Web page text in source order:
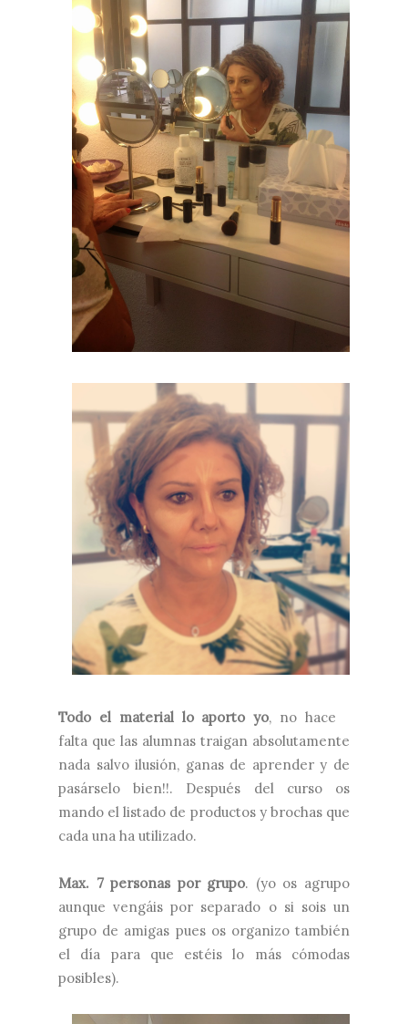
Todo el material lo aporto yo, no hace
falta que las alumnas traigan absolutamente
nada salvo ilusión, ganas de aprender y de
pasárselo bien!!. Después del curso os
mando el listado de productos y brochas que
cada una ha utilizado.
Max. 7 personas por grupo. (yo os agrupo
aunque vengáis por separado o si sois un
grupo de amigas pues os organizo también
el día para que estéis lo más cómodas
posibles).